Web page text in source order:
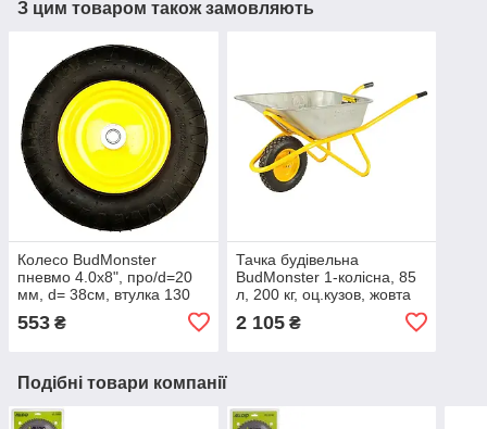
З цим товаром також замовляють
Колесо BudMonster
пневмо 4.0х8", про/d=20
мм, d= 38см, втулка 130
553 ₴
Тачка будівельна
BudMonster 1-колісна, 85
л, 200 кг, оц.кузов, жовта
рама, пневмоколесо 4х8
(01-077)
2 105₴
Подібні товари компанії